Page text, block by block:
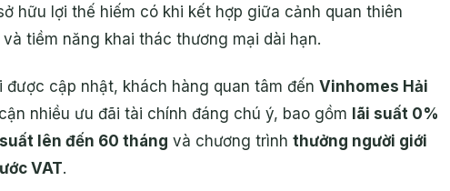
hữu lợi thế hiếm có khi kết hợp giữa cảnh quan thiên
tiềm năng khai thác thương mại dài hạn.
được cập nhật, khách hàng quan tâm đếnVinhomes Hải
nhiều ưu đãi tài chính đáng chú ý, bao gồm lãi suất 0%
lên đến 60 tháng và chương trìnhthưởng người giới
VAT.